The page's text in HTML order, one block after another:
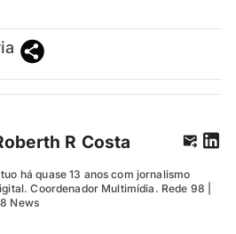
R Costa
há quase 13 anos com jornalismo
Coordenador Multimídia. Rede 98 |
News